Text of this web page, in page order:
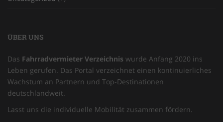
ÜBER UNS
Das Fahrradvermieter Verzeichnis wurde Anfang 2020 ins
Leben gerufen. Das Portal verzeichnet einen kontinuierliches
Wachstum an Partnern und Top-Destinationen
deutschlandweit.
Lasst uns die individuelle Mobilität zusammen fördern.